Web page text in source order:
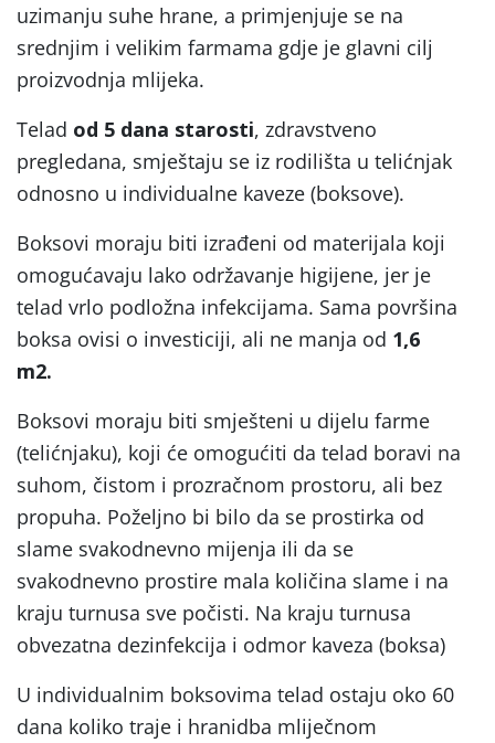
uzimanju suhe hrane, a primjenjuje se na
srednjim i velikim farmama gdje je glavni cilj
proizvodnja mlijeka.
Telad od 5 dana starosti, zdravstveno
pregledana, smještaju se iz rodilišta u telićnjak
odnosno u individualne kaveze (boksove).
Boksovi moraju biti izrađeni od materijala koji
omogućavaju lako održavanje higijene, jer je
telad vrlo podložna infekcijama. Sama površina
boksa ovisi o investiciji, ali ne manja od 1,6
m2.
Boksovi moraju biti smješteni u dijelu farme
(telićnjaku), koji će omogućiti da telad boravi na
suhom, čistom i prozračnom prostoru, ali bez
propuha. Poželjno bi bilo da se prostirka od
slame svakodnevno mijenja ili da se
svakodnevno prostire mala količina slame i na
kraju turnusa sve počisti. Na kraju turnusa
obvezatna dezinfekcija i odmor kaveza (boksa)
U individualnim boksovima telad ostaju oko 60
dana koliko traje i hranidba mliječnom